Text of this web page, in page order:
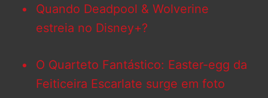
Quando Deadpool & Wolverine
estreia no Disney+?
O Quarteto Fantástico: Easter-egg da
Feiticeira Escarlate surge em foto